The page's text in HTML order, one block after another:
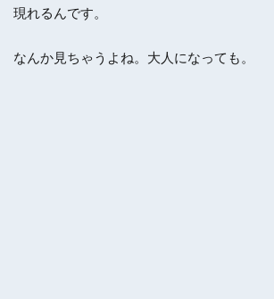
現れるんです。
なんか見ちゃうよね。大人になっても。